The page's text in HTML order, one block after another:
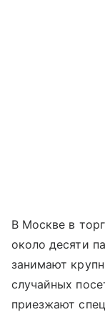
В Москве в
около десяти
занимают
случайных
приезжают